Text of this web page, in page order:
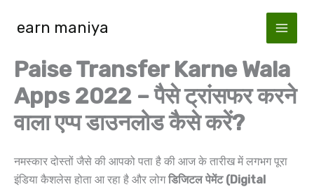
earn maniya
Paise Transfer Karne Wala
Apps 2022 – पैसे ट्रांसफर करने
वाला एप्प डाउनलोड कैसे करें?
नमस्कार दोस्तों जैसे की आपको पता है की आज के तारीख में लगभग पूरा
इंडिया कैशलेस होता आ रहा है और लोगडिजिटल पेमेंट (Digital